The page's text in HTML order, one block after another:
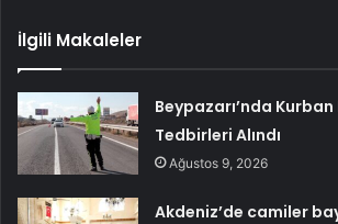
İlgili Makaleler
Beypazarı’nda Kurban
Tedbirleri Alındı
Ağustos 9, 2026
Akdeniz’de camiler